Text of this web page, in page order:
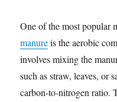
One of the most popular
manureis the aerobic
involves mixing the
such as straw, leaves, or
carbon-to-nitrogen ratio.